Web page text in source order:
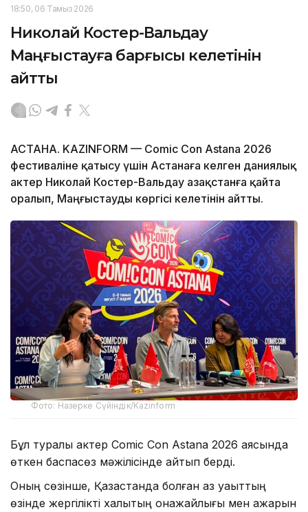
18:50, 06 Тамыз 2026
Николай Костер-Вальдау
Маңғыстауға барғысы келетінін
айтты
АСТАНА. KAZINFORM — Comic Con Astana 2026
фестиваліне қатысу үшін Астанаға келген даниялық
актер Николай Костер-Вальдау Қазақстанға қайта
оралып, Маңғыстауды көргісі келетінін айтты.
Фото: Назерке Сүйіндік/Kazinform
Бұл туралы актер Comic Con Astana 2026 аясында
өткен баспасөз мәжілісінде айтып берді.
Оның сөзінше, Қазақстанда болған аз уақыттың
өзінде жергілікті халықтың қонақжайлығы мен ақжарқын